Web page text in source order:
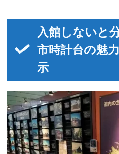
入館しないと
市時計台の魅
示